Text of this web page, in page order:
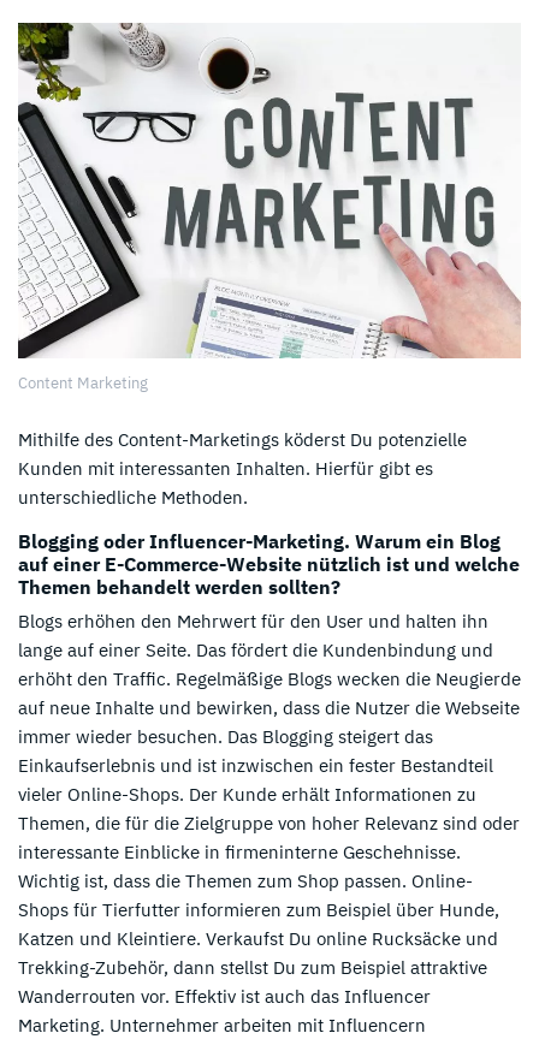
Content Marketing
Mithilfe des Content-Marketings köderst Du potenzielle
Kunden mit interessanten Inhalten. Hierfür gibt es
unterschiedliche Methoden.
Blogging oder Influencer-Marketing. Warum ein Blog
auf einer E-Commerce-Website nützlich ist und welche
Themen behandelt werden sollten?
Blogs erhöhen den Mehrwert für den User und halten ihn
lange auf einer Seite. Das fördert die Kundenbindung und
erhöht den Traffic. Regelmäßige Blogs wecken die Neugierde
auf neue Inhalte und bewirken, dass die Nutzer die Webseite
immer wieder besuchen. Das Blogging steigert das
Einkaufserlebnis und ist inzwischen ein fester Bestandteil
vieler Online-Shops. Der Kunde erhält Informationen zu
Themen, die für die Zielgruppe von hoher Relevanz sind oder
interessante Einblicke in firmeninterne Geschehnisse.
Wichtig ist, dass die Themen zum Shop passen. Online-
Shops für Tierfutter informieren zum Beispiel über Hunde,
Katzen und Kleintiere. Verkaufst Du online Rucksäcke und
Trekking-Zubehör, dann stellst Du zum Beispiel attraktive
Wanderrouten vor. Effektiv ist auch das Influencer
Marketing. Unternehmer arbeiten mit Influencern